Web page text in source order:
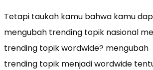
Tetapi taukah kamu bahwa kamu
mengubah trending topik nasional
trending topik wordwide? mengubah
trending topik menjadi wordwide